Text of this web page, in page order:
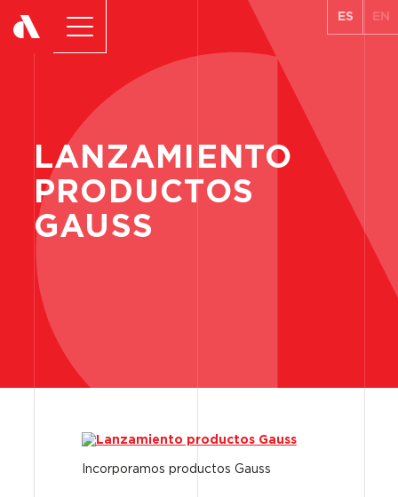
ES EN
LANZAMIENTO
PRODUCTOS
GAUSS
Incorporamos productos Gauss